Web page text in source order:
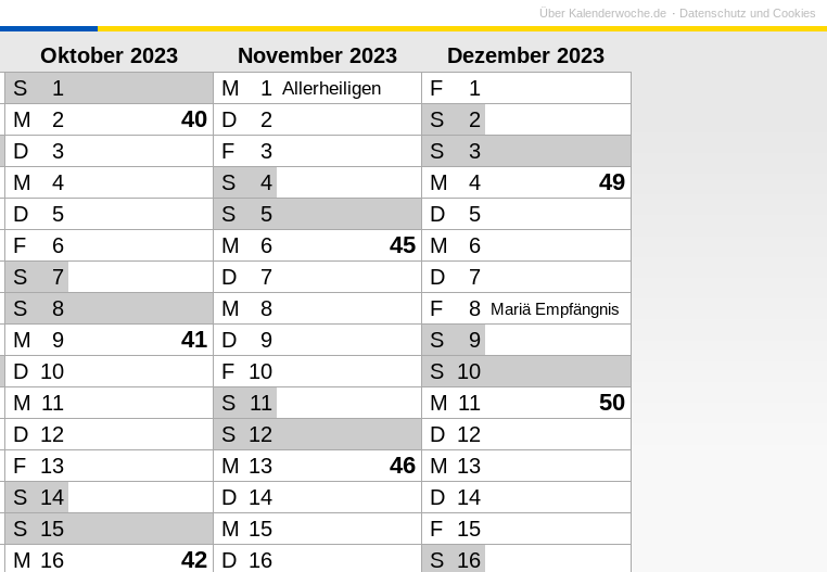
Über Kalenderwoche.de Datenschutz und Cookies
Oktober 2023 November 2023
Dezember 2023
S 1 M 1 Allerheiligen F
1
M 2 40 D 2 S
2
D 3 F 3 S
3
M 4 S 4 M 4 49
D 5 S 5 D
5
F 6 M 6 45 M
6
S 7 D 7 D
7
S 8 M 8 F 8 Mariä Empfängnis
M 9 41 D 9 S
9
D 10 F 10 S
10
M 11 S 11 M 11 50
D 12 S 12 D 12
F 13 M 13 46 M 13
S 14 D 14 D 14
S 15 M 15 F
15
M 16 42 D 16 S
16